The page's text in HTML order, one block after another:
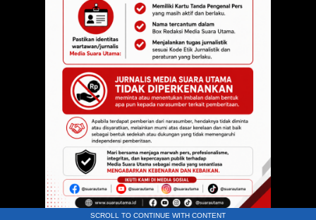
SCROLL TO CONTINUE WITH CONTENT